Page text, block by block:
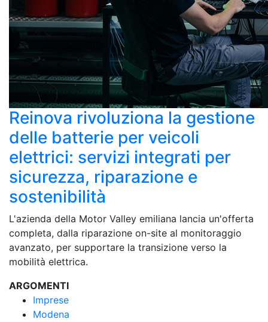
Reinova rivoluziona la gestione
delle batterie per veicoli
elettrici: servizi integrati per
sicurezza, riparazione e
sostenibilità
L'azienda della Motor Valley emiliana lancia un'offerta
completa, dalla riparazione on-site al monitoraggio
avanzato, per supportare la transizione verso la
mobilità elettrica.
ARGOMENTI
Imprese
Modena